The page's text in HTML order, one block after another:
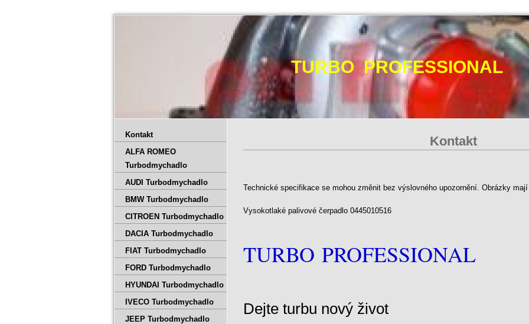
TURBO PROFESSIONAL
Kontakt
Technické specifikace se mohou změnit bez výslovného upozornění. Obrázky
Vysokotlaké palivové čerpadlo 0445010516
TURBO PROFESSIONAL
Dejte turbu nový život
Kontakt
ALFA ROMEO
Turbodmychadlo
AUDI Turbodmychadlo
BMW Turbodmychadlo
CITROEN Turbodmychadlo
DACIA Turbodmychadlo
FIAT Turbodmychadlo
FORD Turbodmychadlo
HYUNDAI Turbodmychadlo
IVECO Turbodmychadlo
JEEP Turbodmychadlo